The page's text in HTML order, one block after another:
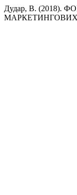
Дудар, В.
МАРКЕТИНГОВИХ